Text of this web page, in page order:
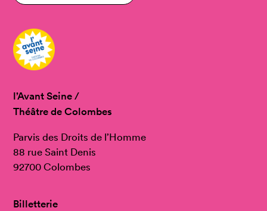
l’Avant Seine /
Théâtre de Colombes
Parvis des Droits de l’Homme
88 rue Saint Denis
92700 Colombes
Billetterie